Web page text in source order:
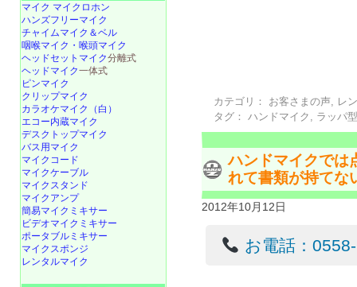
カテゴリ： お客さまの声
レ
タグ：
ハンドマイク ラッパ
ハンドマイクでは
れて書類が持てな
2012年10月12日
お電話：
マイク マイクロホン
ハンズフリーマイク
チャイムマイク＆ベル
咽喉マイク・喉頭マイク
ヘッドセットマイク分離式
ヘッドマイク一体式
ピンマイク
クリップマイク
カラオケマイク（白）
エコー内蔵マイク
デスクトップマイク
バス用マイク
マイクコード
マイクケーブル
マイクスタンド
マイクアンプ
簡易マイクミキサー
ビデオマイクミキサー
ポータブルミキサー
マイクスポンジ
レンタルマイク